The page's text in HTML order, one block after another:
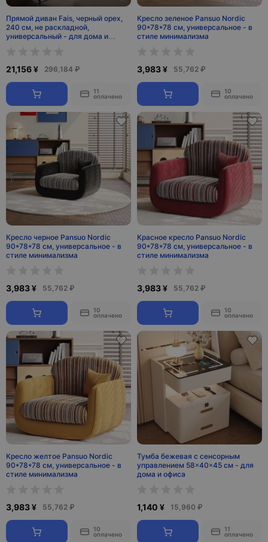
Прямой диван Fais, черный орех,
240 см, не раскладной,
универсальный - для дома и
21,156 ¥ 296,184 ₽
11
оплачено
Кресло зеленое Pansuo Nordic
90*78*78 см, универсальное - в
стиле минимализма
3,983 ¥ 55,762 ₽
10
оплачено
Кресло черное Pansuo Nordic
90*78*78 см, универсальное - в
стиле минимализма
3,983 ¥ 55,762 ₽
10
оплачено
Красное кресло Pansuo Nordic
90*78*78 см, универсальное - в
стиле минимализма
3,983 ¥ 55,762 ₽
10
оплачено
Кресло желтое Pansuo Nordic
90*78*78 см, универсальное - в
стиле минимализма
3,983 ¥ 55,762 ₽
10
оплачено
Тумба бежевая с сенсорным
управлением 58×40×45 см - для
дома и офиса
1,140 ¥ 15,960 ₽
11
оплачено